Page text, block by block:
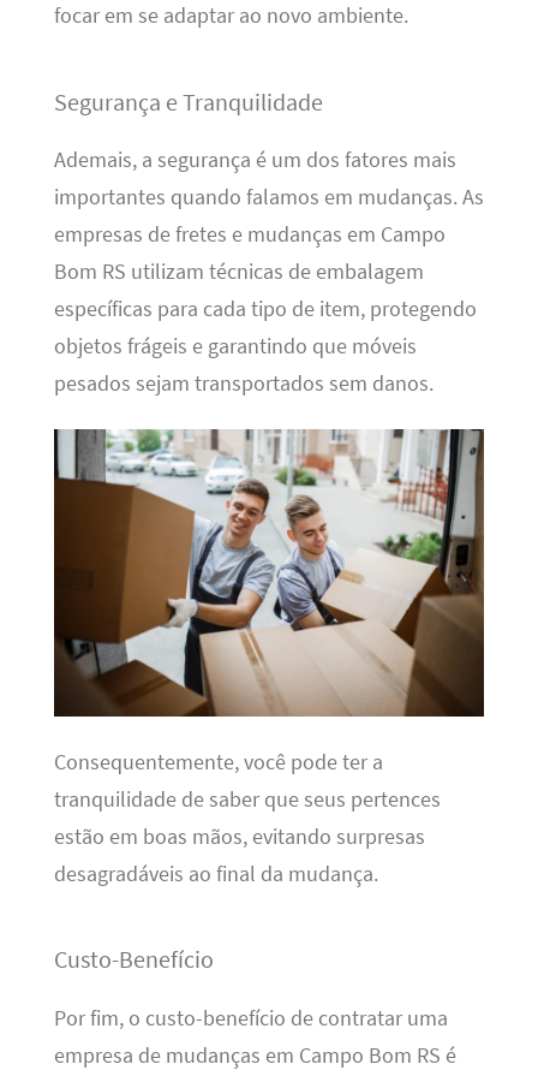
focar em se adaptar ao novo ambiente.
Segurança e Tranquilidade
Ademais, a segurança é um dos fatores mais
importantes quando falamos em mudanças. As
empresas de fretes e mudanças em Campo
Bom RS utilizam técnicas de embalagem
específicas para cada tipo de item, protegendo
objetos frágeis e garantindo que móveis
pesados sejam transportados sem danos.
Consequentemente, você pode ter a
tranquilidade de saber que seus pertences
estão em boas mãos, evitando surpresas
desagradáveis ao final da mudança.
Custo-Benefício
Por fim, o custo-benefício de contratar uma
empresa de mudanças em Campo Bom RS é